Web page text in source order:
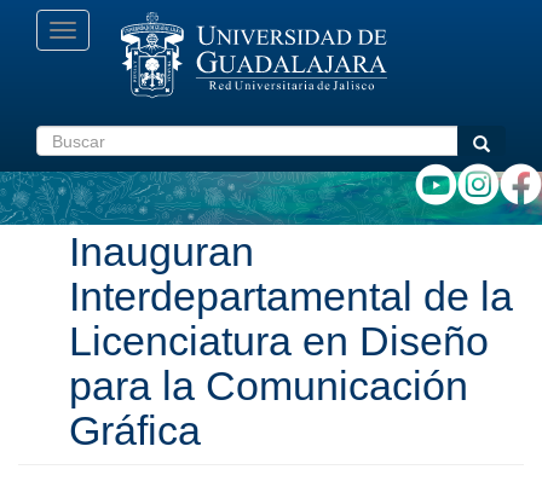
Pasar
Toggle
navigation
Buscar Buscar
Inauguran
Interdepartamental de la
Licenciatura en Diseño
para la Comunicación
Gráfica